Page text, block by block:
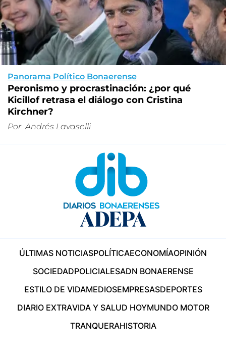
Panorama Político Bonaerense
Peronismo y procrastinación: ¿por qué
Kicillof retrasa el diálogo con Cristina
Kirchner?
Por Andrés Lavaselli
ÚLTIMAS NOTICIASPOLÍTICAECONOMÍAOPINIÓN
SOCIEDADPOLICIALESADN BONAERENSE
ESTILO DE VIDAMEDIOSEMPRESASDEPORTES
DIARIO EXTRAVIDA Y SALUD HOYMUNDO MOTOR
TRANQUERAHISTORIA